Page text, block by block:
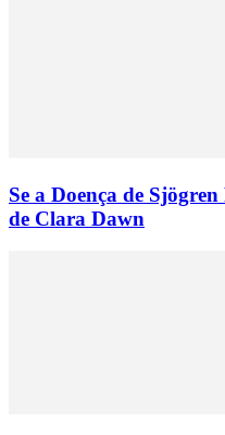
Se a Doença de
de Clara Dawn